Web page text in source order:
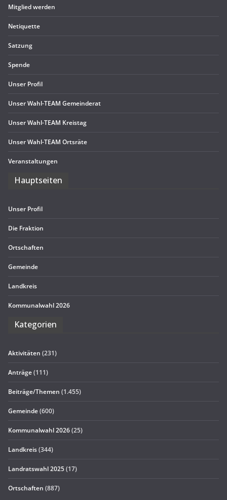
Mit­glied werden
Neti­quette
Sat­zung
Spende
Unser Pro­fil
Unser Wahl-TEAM Gemeinderat
Unser Wahl-TEAM Kreistag
Unser Wahl-TEAM Ortsräte
Ver­an­stal­tun­gen
Haupt­sei­ten
Unser Pro­fil
Die Frak­tion
Ort­schaf­ten
Gemeinde
Land­kreis
Kom­mu­nal­wahl 2026
Kate­go­rien
Aktivitäten (231)
Anträge(111)
Beiträge/Themen (1.455)
Gemeinde(600)
Kommunalwahl 2026(25)
Landkreis(344)
Landratswahl 2025(17)
Ortschaften (887)